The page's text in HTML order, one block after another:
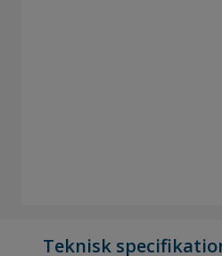
Teknisk